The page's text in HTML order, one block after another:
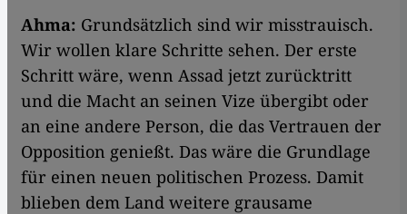
Ahma: Grundsätzlich sind wir misstrauisch.
Wir wollen klare Schritte sehen. Der erste
Schritt wäre, wenn Assad jetzt zurücktritt
und die Macht an seinen Vize übergibt oder
an eine andere Person, die das Vertrauen der
Opposition genießt. Das wäre die Grundlage
für einen neuen politischen Prozess. Damit
blieben dem Land weitere grausame